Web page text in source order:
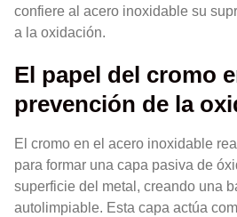
confiere al acero inoxidable su
a la oxidación.
El papel del cromo
prevención de la
El cromo en el acero inoxidable
para formar una capa pasiva de
superficie del metal, creando una
autolimpiable. Esta capa actúa